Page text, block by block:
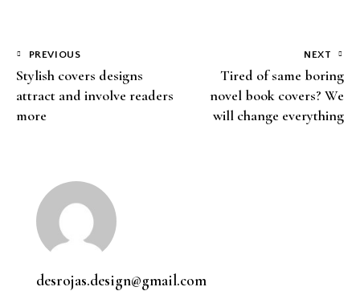
PREVIOUS
Stylish covers designs
attract and involve readers
more
NEXT
Tired of same boring
novel book covers? We
will change everything
desrojas.design@gmail.com